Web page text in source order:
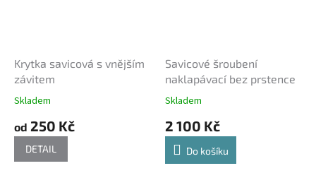
Krytka savicová s vnějším
závitem
Skladem
od 250 Kč
DETAIL
Savicové šroubení
naklapávací bez prstence
Skladem
2 100 Kč
Do košíku